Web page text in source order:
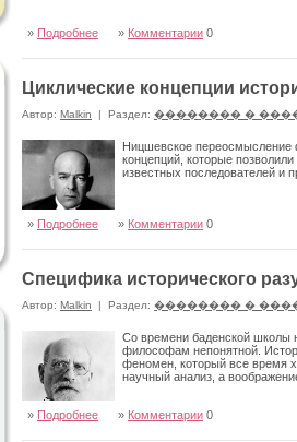
» Подробнее » Комментарии 0
Циклические концепции
Автор: Malkin | Раздел: �������� �
Ницшевское переосмысление
концепций, которые
известных последователей и
» Подробнее » Комментарии 0
Специфика исторического
Автор: Malkin | Раздел: �������� �
Со времени баденской школы
философам непонятной.
феномен, который все время
научный анализ, а
» Подробнее » Комментарии 0